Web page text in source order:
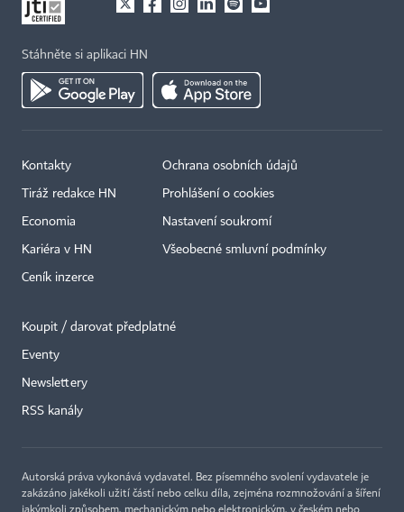
Stáhněte si aplikaci HN
Kontakty
Tiráž redakce HN
Economia
Kariéra v HN
Ceník inzerce
Ochrana osobních údajů
Prohlášení o cookies
Nastavení soukromí
Všeobecné smluvní podmínky
Koupit / darovat předplatné
Eventy
Newslettery
RSS kanály
Autorská práva vykonává vydavatel. Bez písemného svolení vydavatele je
zakázáno jakékoli užití částí nebo celku díla, zejména rozmnožování a šíření